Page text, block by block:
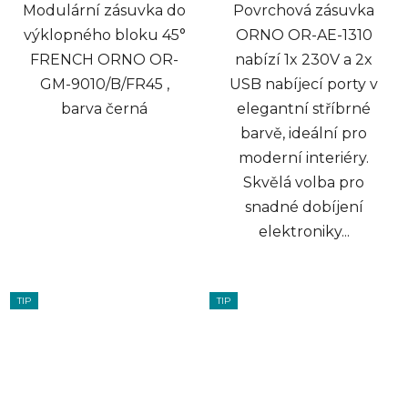
Modulární zásuvka do
výklopného bloku 45°
FRENCH ORNO OR-
GM-9010/B/FR45 ,
barva černá
Povrchová zásuvka
ORNO OR-AE-1310
nabízí 1x 230V a 2x
USB nabíjecí porty v
elegantní stříbrné
barvě, ideální pro
moderní interiéry.
Skvělá volba pro
snadné dobíjení
elektroniky...
TIP TIP